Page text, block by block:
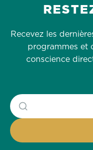
Recevez les
programmes et
conscience